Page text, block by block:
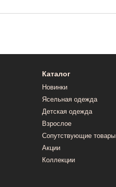
Каталог
Новинки
Ясельная одежда
Детская одежда
Взрослое
Сопутствующие товары
Акции
Коллекции